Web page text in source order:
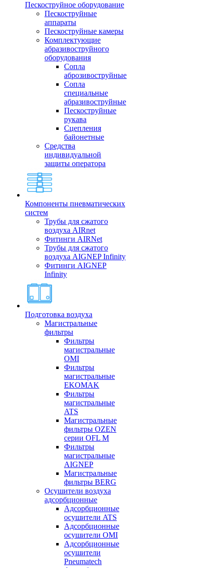
Пескоструйное оборудование
Пескоструйные
аппараты
Пескоструйные камеры
Комплектующие
абразивоструйного
оборудования
Сопла
аброзивоструйные
Сопла
специальные
абразивоструйные
Пескоструйные
рукава
Сцепления
байонетные
Средства
индивидуальной
защиты оператора
Компоненты пневматических
систем
Трубы для сжатого
воздуха AIRnet
Фитинги AIRNet
Трубы для сжатого
воздуха AIGNEP Infinity
Фитинги AIGNEP
Infinity
Подготовка воздуха
Магистральные
фильтры
Фильтры
магистральные
OMI
Фильтры
магистральные
EKOMAK
Фильтры
магистральные
ATS
Магистральные
фильтры OZEN
серии OFL M
Фильтры
магистральные
AIGNEP
Магистральные
фильтры BERG
Осушители воздуха
адсорбционные
Адсорбционные
осушители ATS
Адсорбционные
осушители OMI
Адсорбционные
осушители
Pneumatech